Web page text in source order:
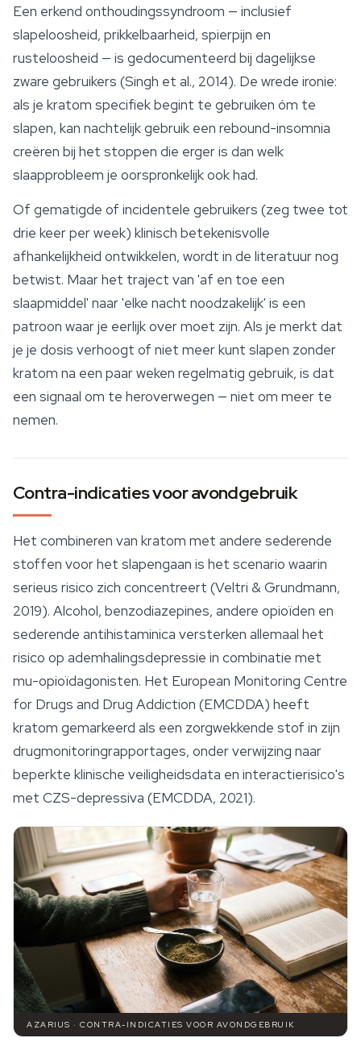
Een erkend onthoudingssyndroom — inclusief
slapeloosheid, prikkelbaarheid, spierpijn en
rusteloosheid — is gedocumenteerd bij dagelijkse
zware gebruikers (Singh et al., 2014). De wrede ironie:
als je kratom specifiek begint te gebruiken óm te
slapen, kan nachtelijk gebruik een rebound-insomnia
creëren bij het stoppen die erger is dan welk
slaapprobleem je oorspronkelijk ook had.
Of gematigde of incidentele gebruikers (zeg twee tot
drie keer per week) klinisch betekenisvolle
afhankelijkheid ontwikkelen, wordt in de literatuur nog
betwist. Maar het traject van 'af en toe een
slaapmiddel' naar 'elke nacht noodzakelijk' is een
patroon waar je eerlijk over moet zijn. Als je merkt dat
je je dosis verhoogt of niet meer kunt slapen zonder
kratom na een paar weken regelmatig gebruik, is dat
een signaal om te heroverwegen — niet om meer te
nemen.
Contra-indicaties voor avondgebruik
Het combineren van kratom met andere sederende
stoffen voor het slapengaan is het scenario waarin
serieus risico zich concentreert (Veltri & Grundmann,
2019). Alcohol, benzodiazepines, andere opioïden en
sederende antihistaminica versterken allemaal het
risico op ademhalingsdepressie in combinatie met
mu-opioïdagonisten. Het European Monitoring Centre
for Drugs and Drug Addiction (EMCDDA) heeft
kratom gemarkeerd als een zorgwekkende stof in zijn
drugmonitoringrapportages, onder verwijzing naar
beperkte klinische veiligheidsdata en interactierisico's
met CZS-depressiva (EMCDDA, 2021).
AZARIUS · CONTRA-INDICATIES VOOR AVONDGEBRUIK